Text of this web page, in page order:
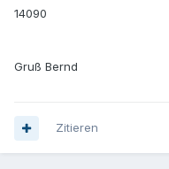
14090
Gruß Bernd
Zitieren